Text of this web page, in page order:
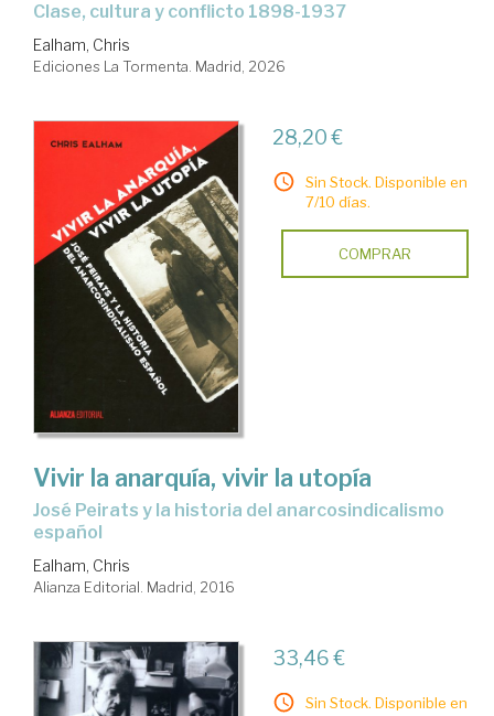
Clase, cultura y conflicto 1898-1937
Ealham, Chris
Ediciones La Tormenta. Madrid, 2026
28,20 €
Sin Stock. Disponible en
7/10 días.
COMPRAR
Vivir la anarquía, vivir la utopía
José Peirats y la historia del anarcosindicalismo
español
Ealham, Chris
Alianza Editorial. Madrid, 2016
33,46 €
Sin Stock. Disponible en